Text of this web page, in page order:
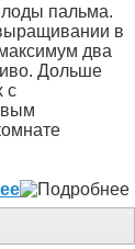
пальма.
в
два
Дольше
с